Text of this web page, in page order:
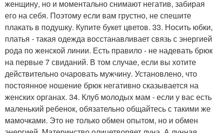
женщину, но и моментально снимают негатив, забирая
его на себя. Поэтому если вам грустно, не спешите
плакать в подушку. Купите букет цветов. 33. Носить юбки,
платья - такая одежда восстанавливает связь с энергией
рода по женской линии. Есть правило - не надевать брюк
на первые 7 свиданий. В том случае, если вы хотите
действительно очаровать мужчину. Установлено, что
постоянное ношение брюк негативно сказывается на
женских органах. 34. Клуб молодых мам - если у вас есть
маленький ребенок, обязательно общайтесь с такими же
мамочками. Это не только обмен опытом, но и обмен